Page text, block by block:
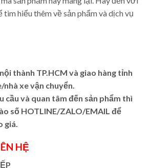
tìm hiểu thêm về sản phẩm và dịch vụ
thành TP.HCM và giao hàng tỉnh
xe vận chuyển.
cầu và quan tâm đến sản phẩm thì
số HOTLINE/ZALO/EMAIL để
giá.
HỆ